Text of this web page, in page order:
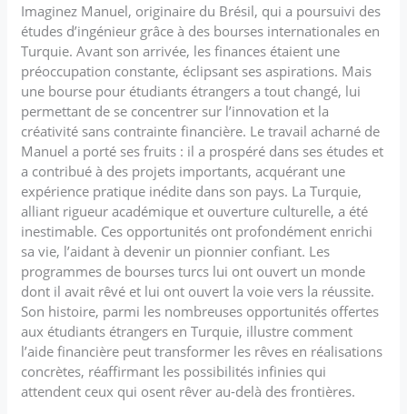
Imaginez Manuel, originaire du Brésil, qui a poursuivi des
études d’ingénieur grâce à des bourses internationales en
Turquie. Avant son arrivée, les finances étaient une
préoccupation constante, éclipsant ses aspirations. Mais
une bourse pour étudiants étrangers a tout changé, lui
permettant de se concentrer sur l’innovation et la
créativité sans contrainte financière. Le travail acharné de
Manuel a porté ses fruits : il a prospéré dans ses études et
a contribué à des projets importants, acquérant une
expérience pratique inédite dans son pays. La Turquie,
alliant rigueur académique et ouverture culturelle, a été
inestimable. Ces opportunités ont profondément enrichi
sa vie, l’aidant à devenir un pionnier confiant. Les
programmes de bourses turcs lui ont ouvert un monde
dont il avait rêvé et lui ont ouvert la voie vers la réussite.
Son histoire, parmi les nombreuses opportunités offertes
aux étudiants étrangers en Turquie, illustre comment
l’aide financière peut transformer les rêves en réalisations
concrètes, réaffirmant les possibilités infinies qui
attendent ceux qui osent rêver au-delà des frontières.